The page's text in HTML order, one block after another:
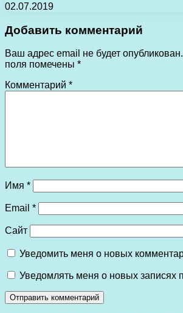
02.07.2019
Добавить комментарий
Ваш адрес email не будет опубликован.
поля помечены *
Комментарий *
Имя *
Email *
Сайт
Уведомить меня о новых
Уведомлять меня о новых записях